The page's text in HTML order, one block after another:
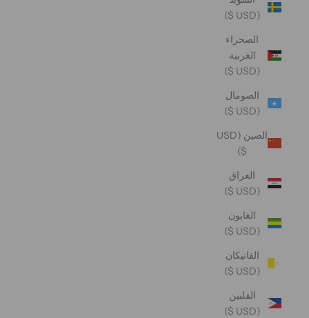
(USD $)
الصحراء
الغربية
(USD $)
الصومال
(USD $)
الصين (USD
$)
العراق
(USD $)
الغابون
(USD $)
الفاتيكان
(USD $)
الفلبين
(USD $)